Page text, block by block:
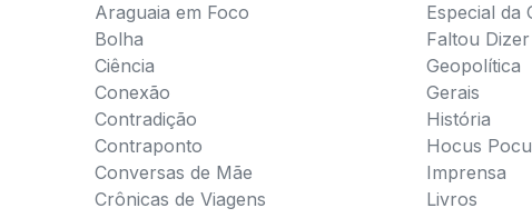
Araguaia em Foco
Bolha
Ciência
Conexão
Contradição
Contraponto
Conversas de Mãe
Crônicas de Viagens
Especial da
Faltou Dizer
Geopolítica
Gerais
História
Hocus
Imprensa
Livros